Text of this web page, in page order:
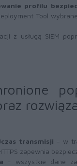
profilu
Tool
z usługą SIEM
transmisji – w
zapewnia
- wszystkie dane